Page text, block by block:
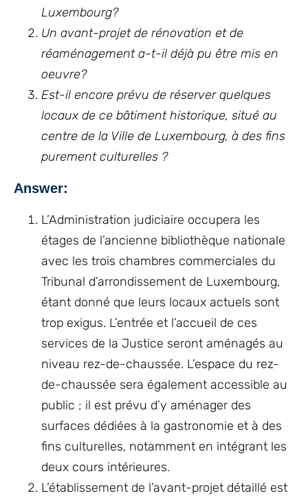
Luxembourg?
Un avant-projet de rénovation et de
réaménagement a-t-il déjà pu être mis en
oeuvre?
Est-il encore prévu de réserver quelques
locaux de ce bâtiment historique, situé au
centre de la Ville de Luxembourg, à des fins
purement culturelles ?
Answer:
L’Administration judiciaire occupera les
étages de l’ancienne bibliothèque nationale
avec les trois chambres commerciales du
Tribunal d’arrondissement de Luxembourg,
étant donné que leurs locaux actuels sont
trop exigus. L’entrée et l’accueil de ces
services de la Justice seront aménagés au
niveau rez-de-chaussée. L’espace du rez-
de-chaussée sera également accessible au
public ; il est prévu d’y aménager des
surfaces dédiées à la gastronomie et à des
fins culturelles, notamment en intégrant les
deux cours intérieures.
L’établissement de l’avant-projet détaillé est